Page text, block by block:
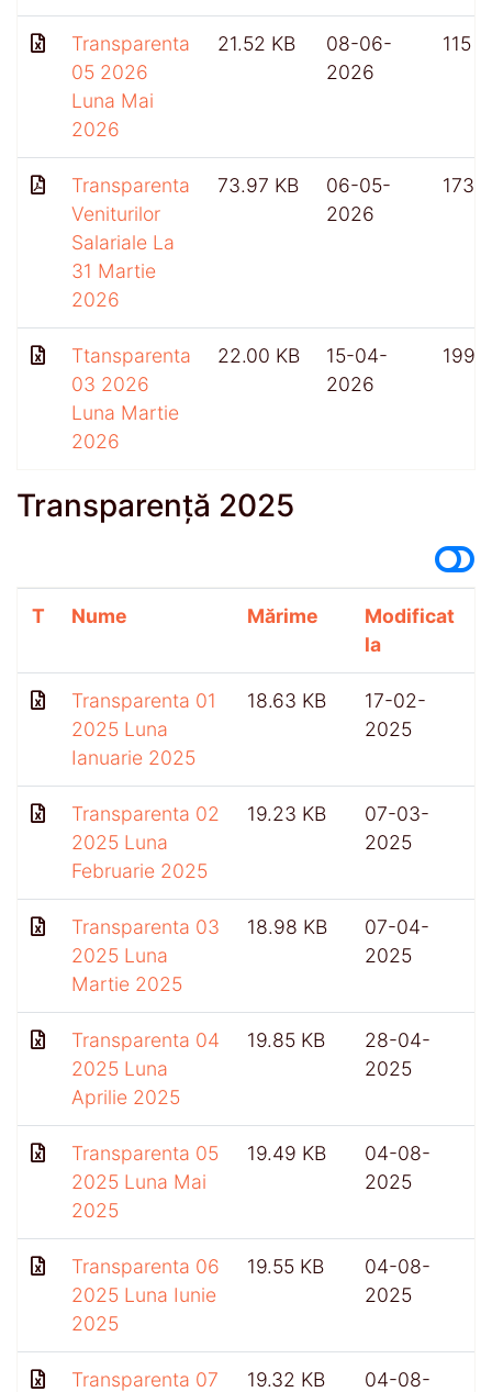
Transparenta
05 2026
Luna Mai
2026
21.52 KB
08-06-
2026
115
Transparenta
Veniturilor
Salariale La
31 Martie
2026
73.97 KB
06-05-
2026
173
Ttansparenta
03 2026
Luna Martie
2026
22.00 KB
15-04-
2026
199
Transparență 2025
T Nume Mărime
Modificat
la
Transparenta 01
2025 Luna
Ianuarie 2025
18.63 KB
17-02-
2025
Transparenta 02
2025 Luna
Februarie 2025
19.23 KB
07-03-
2025
Transparenta 03
2025 Luna
Martie 2025
18.98 KB
07-04-
2025
Transparenta 04
2025 Luna
Aprilie 2025
19.85 KB
28-04-
2025
Transparenta 05
2025 Luna Mai
2025
19.49 KB
04-08-
2025
Transparenta 06
2025 Luna Iunie
2025
19.55 KB
04-08-
2025
Transparenta 07
19.32 KB
04-08-